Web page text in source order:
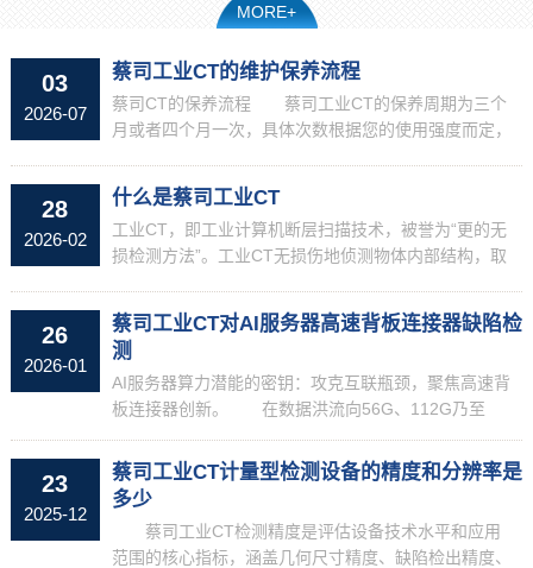
MORE+
03
2026-07
蔡司工业CT的维护保养流程
蔡司CT的保养流程 蔡司工业CT的保养周期为三个
月或者四个月一次，具体次数根据您的使用强度而定，
下: 步骤01 机器保养日期前的1 -2周，蔡司工...
28
2026-02
什么是蔡司工业CT
工业CT，即工业计算机断层扫描技术，被誉为“更的无
损检测方法”。工业CT无损伤地侦测物体内部结构，取
细节的三维方位数据，而且能量化地给出详尽的辐射密
度数...
26
2026-01
蔡司工业CT对AI服务器高速背板连接器缺陷检
测
AI服务器算力潜能的密钥：攻克互联瓶颈，聚焦高速背
板连接器创新。 在数据洪流向56G、112G乃至
心舞台的璀璨明星。它们不仅是数据传输的超级通道，
更...
23
2025-12
蔡司工业CT计量型检测设备的精度和分辨率是
多少
蔡司工业CT检测精度是评估设备技术水平和应用
范围的核心指标，涵盖几何尺寸精度、缺陷检出精度、